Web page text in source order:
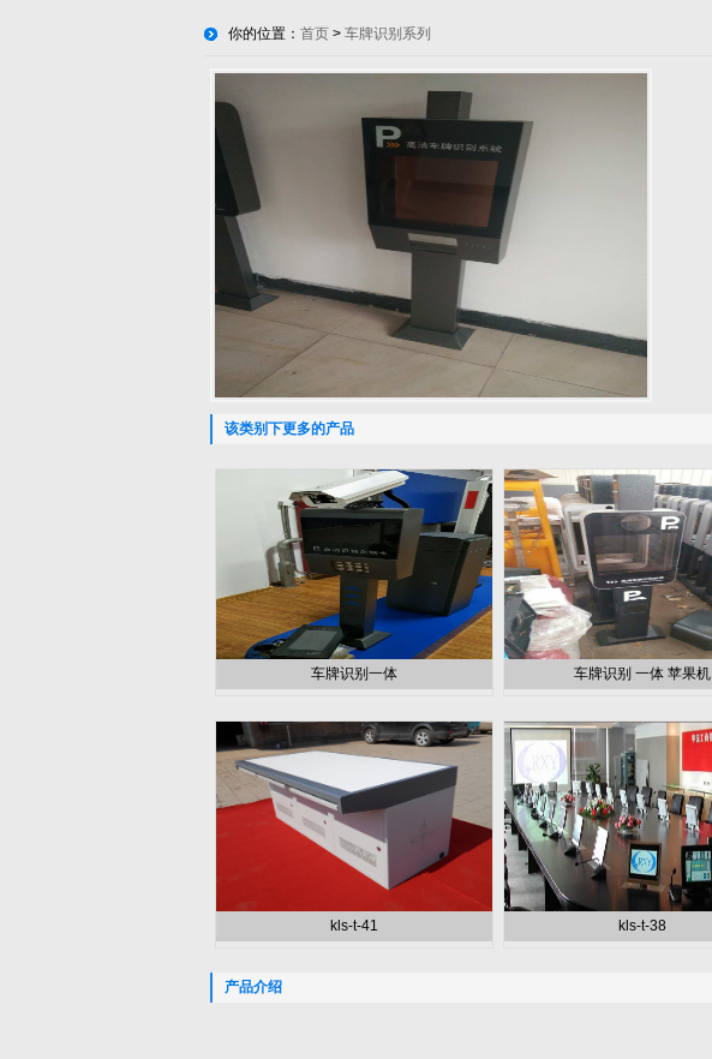
你的位置： 首页 > 车牌识别系列
该类别下更多的产品
车牌识别一体 车牌识别 一体 苹果机
kls-t-41 kls-t-38
产品介绍